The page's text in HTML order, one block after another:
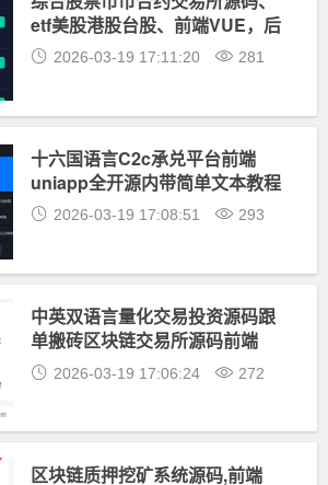
etf美股港股台股、前端VUE，后
端Java
2026-03-19 17:11:20 281
十六国语言C2c承兑平台前端
uniapp全开源内带简单文本教程
2026-03-19 17:08:51 293
中英双语言量化交易投资源码跟
单搬砖区块链交易所源码前端
uniapp纯源码+后端PHP
2026-03-19 17:06:24 272
区块链质押挖矿系统源码,前端